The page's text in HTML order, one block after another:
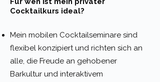
Cocktailkurs ideal?
Mein mobilen Cocktailseminare sind
flexibel konzipiert und richten sich an
alle, die Freude an gehobener
Barkultur und interaktivem